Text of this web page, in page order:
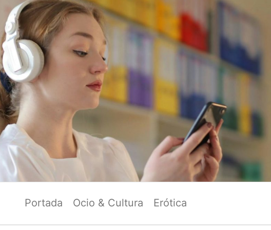
Portada Ocio & Cultura Erótica